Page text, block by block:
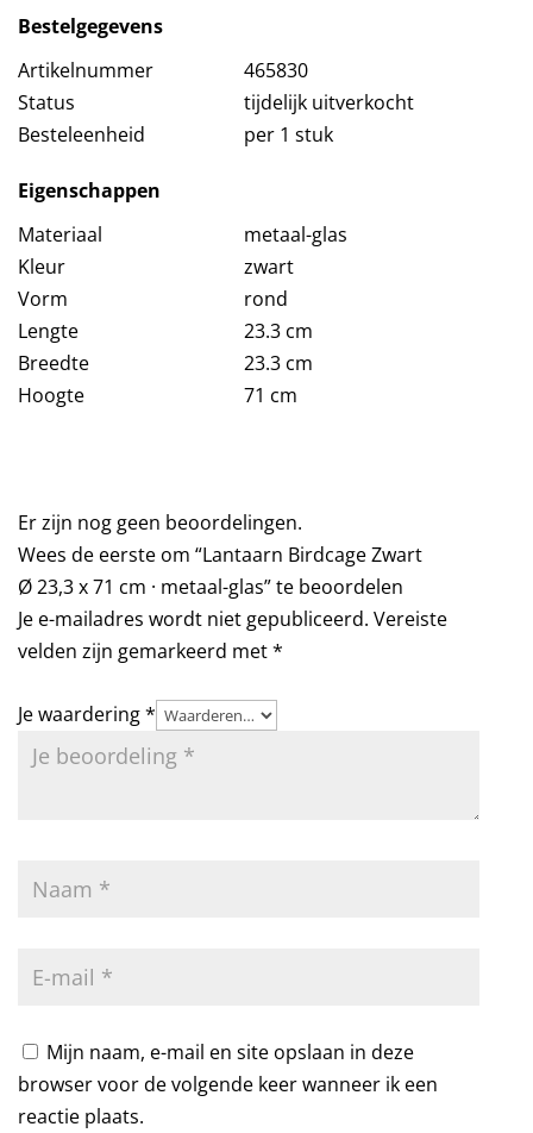
Bestelgegevens
Artikelnummer
465830
Status
tijdelijk uitverkocht
Besteleenheid
per 1 stuk
Eigenschappen
Materiaal
metaal-glas
Kleur
zwart
Vorm
rond
Lengte
23.3 cm
Breedte
23.3 cm
Hoogte
71 cm
Er zijn nog geen beoordelingen.
Wees de eerste om “Lantaarn Birdcage Zwart
Ø 23,3 x 71 cm · metaal-glas” te beoordelen
Je e-mailadres wordt niet gepubliceerd. Vereiste
velden zijn gemarkeerd met*
Je waardering*
Mijn naam, e-mail en site opslaan in deze
browser voor de volgende keer wanneer ik een
reactie plaats.